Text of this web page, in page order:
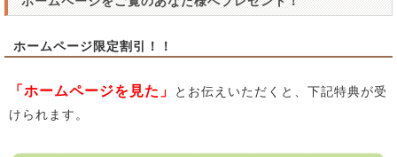
ホームページ限定割引！！
「ホームページを見た」
とお伝えいただくと、下記特典が受
けられます。